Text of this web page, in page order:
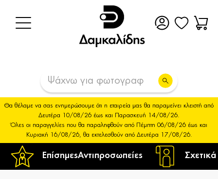
ΕπίσημεςΑντιπροσωπείες
Θα θέλαμε να σας ενημερώσουμε ότι η εταιρεία μας θα παραμείνει κλειστή από
Δευτέρα 10/08/26 έως και Παρασκευή 14/08/26.
Όλες οι παραγγελίες που θα παραληφθούν από Πέμπτη 06/08/26 έως και
Κυριακή 16/08/26, θα εκτελεσθούν από Δευτέρα 17/08/26.